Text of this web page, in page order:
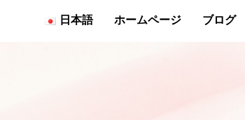
日本語 ホームページ ブログ